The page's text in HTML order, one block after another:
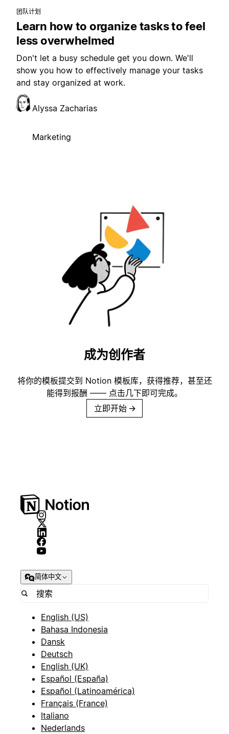
团队计划
Learn how to organize tasks to feel
less overwhelmed
Don't let a busy schedule get you down. We'll
show you how to effectively manage your tasks
and stay organized at work.
Alyssa Zacharias
Marketing
成为创作者
将你的模板提交到 Notion 模板库，获得推荐，甚至还
能得到报酬 —— 点击几下即可完成。
立即开始 →
简体中文
English (US)
Bahasa Indonesia
Dansk
Deutsch
English (UK)
Español (España)
Español (Latinoamérica)
Français (France)
Italiano
Nederlands